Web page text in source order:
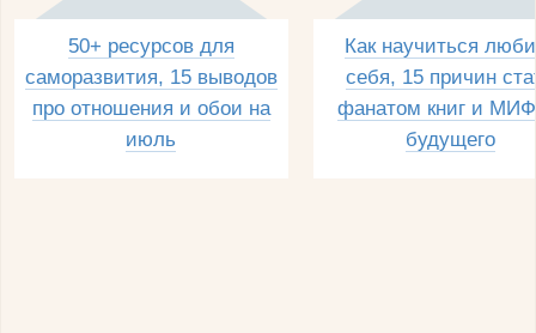
50+ ресурсов для
саморазвития, 15 выводов
про отношения и обои на
июль
Как научиться
себя, 15 причин
фанатом книг и
будущего